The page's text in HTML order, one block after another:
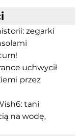
zegarki
uchwycił
przez
tani
na wodę,